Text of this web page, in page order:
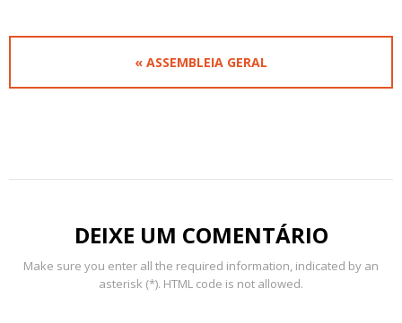
« ASSEMBLEIA GERAL
DEIXE UM COMENTÁRIO
Make sure you enter all the required information, indicated by an
asterisk (*). HTML code is not allowed.